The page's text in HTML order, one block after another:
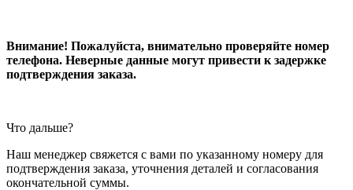
Внимание! Пожалуйста, внимательно проверяйте номер
телефона. Неверные данные могут привести к задержке
подтверждения заказа.
Что дальше?
Наш менеджер свяжется с вами по указанному номеру для
подтверждения заказа, уточнения деталей и согласования
окончательной суммы.